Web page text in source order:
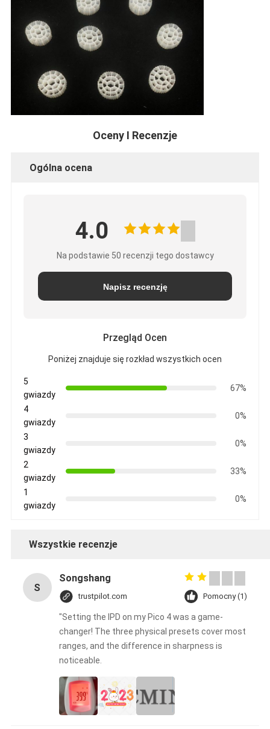
Oceny I Recenzje
Ogólna ocena
4.0
Na podstawie 50 recenzji tego dostawcy
Napisz recenzję
Przegląd Ocen
Poniżej znajduje się rozkład wszystkich ocen
5
gwiazdy
67%
4
gwiazdy
0%
3
gwiazdy
0%
2
gwiazdy
33%
1
gwiazdy
0%
Wszystkie recenzje
S
Songshang
trustpilot.com Pomocny (1)
"Setting the IPD on my Pico 4 was a game-
changer! The three physical presets cover most
ranges, and the difference in sharpness is
noticeable.